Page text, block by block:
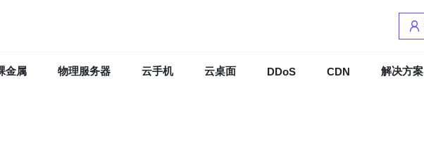
金属 物理服务器 云手机 云桌面 DDoS CDN 解决方案